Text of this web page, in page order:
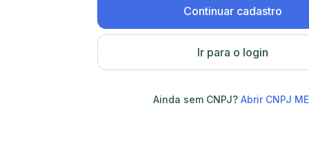
Continuar cadastro
Ir para o login
Ainda sem CNPJ? Abrir CNPJ